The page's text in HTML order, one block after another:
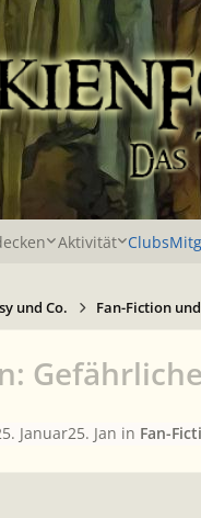
Aktivität Clubs
und Co. Fan-Fiction
Januar25. Jan in Fan-